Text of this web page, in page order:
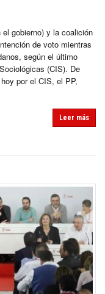
gobierno) y la coalición
de voto mientras
según el último
(CIS). De
por el CIS, el PP,
Leer más